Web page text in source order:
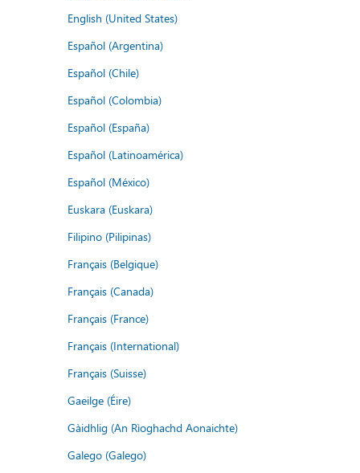
English (United States)
Español (Argentina)
Español (Chile)
Español (Colombia)
Español (España)
Español (Latinoamérica)
Español (México)
Euskara (Euskara)
Filipino (Pilipinas)
Français (Belgique)
Français (Canada)
Français (France)
Français (International)
Français (Suisse)
Gaeilge (Éire)
Gàidhlig (An Rìoghachd Aonaichte)
Galego (Galego)